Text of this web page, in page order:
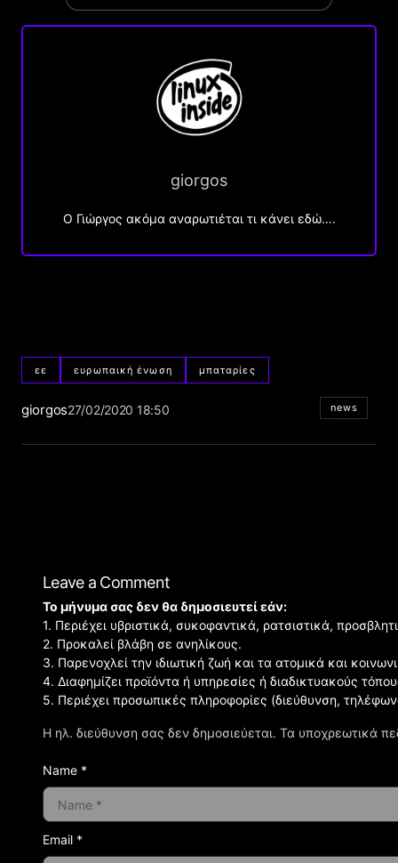
giorgos
Ο Γιώργος ακόμα αναρωτιέται τι κάνει εδώ….
εε ευρωπαική ένωση μπαταρίες
giorgos27/02/2020 18:50 news
Leave a Comment
Η ηλ. διεύθυνση σας δεν δημοσιεύεται. Τα υποχρεωτικά
Το μήνυμα σας δεν θα δημοσιευτεί εάν:
1. Περιέχει υβριστικά, συκοφαντικά, ρατσιστικά,
2. Προκαλεί βλάβη σε ανηλίκους.
3. Παρενοχλεί την ιδιωτική ζωή και τα ατομικά και
4. Διαφημίζει προϊόντα ή υπηρεσίες ή διαδικτυακούς
5. Περιέχει προσωπικές πληροφορίες (διεύθυνση,
Name *
Email *